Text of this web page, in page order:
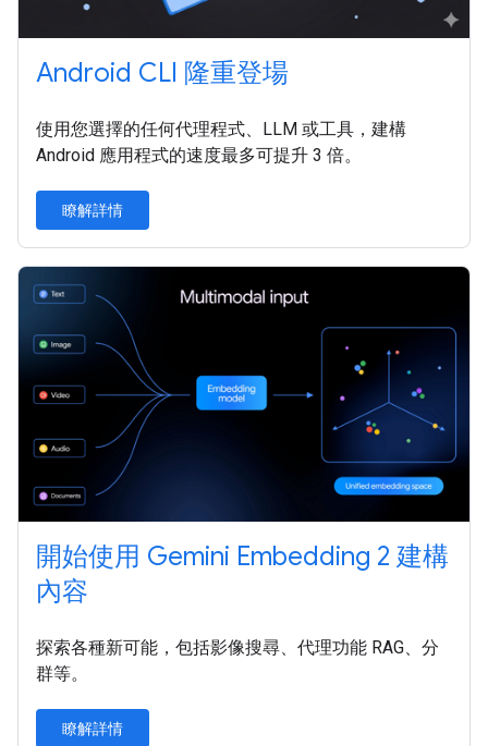
Android CLI 隆重登場
使用您選擇的任何代理程式、LLM 或工具，建構
Android 應用程式的速度最多可提升 3 倍。
瞭解詳情
開始使用 Gemini Embedding 2 建構
內容
探索各種新可能，包括影像搜尋、代理功能 RAG、分
群等。
瞭解詳情